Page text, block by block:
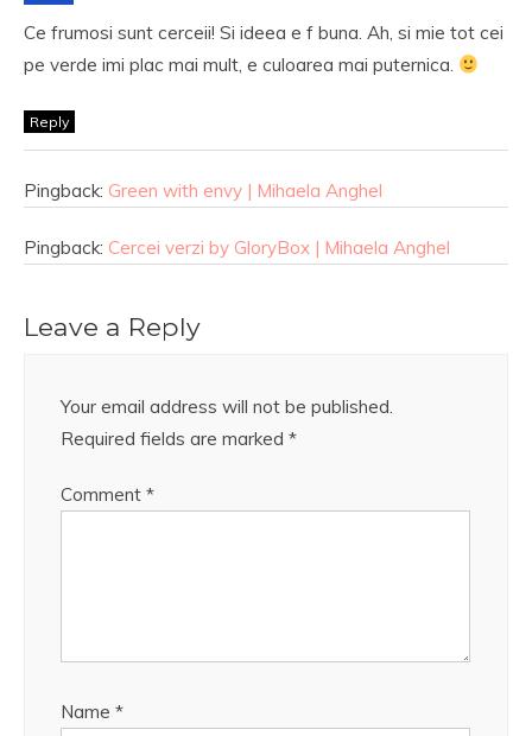
Ce frumosi sunt cerceii! Si ideea e f buna. Ah, si mie tot cei
pe verde imi plac mai mult, e culoarea mai puternica.
Reply
Pingback: Green with envy | Mihaela Anghel
Pingback: Cercei verzi by GloryBox | Mihaela Anghel
Leave a Reply
Your email address will not be published.
Required fields are marked *
Comment *
Name *